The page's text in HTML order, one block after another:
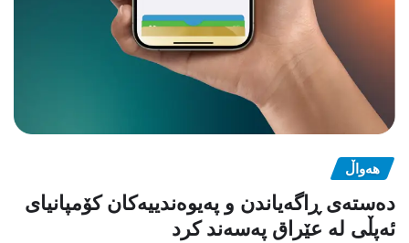
هەواڵ
دەستەی ڕاگەیاندن و پەیوەندییەکان کۆمپانیای
ئەپڵی لە عێراق پەسەند کرد